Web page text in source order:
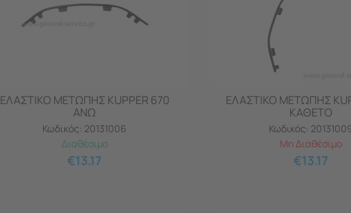
ΕΛΑΣΤΙΚΟ ΜΕΤΩΠΗΣ KUPPER 670
ΑΝΩ
Κωδικός: 20131006
Διαθέσιμο
€13.17
ΕΛΑΣΤΙΚΟ ΜΕΤΩΠΗΣ
ΚΑΘΕΤΟ
Κωδικός:
Μη Διαθέσιμο
€13.17